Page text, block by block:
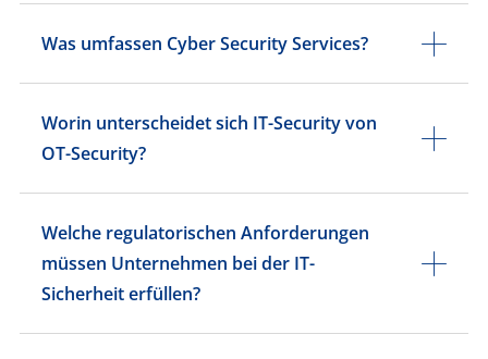
Was umfassen Cyber Security Services?
Worin unterscheidet sich IT-Security von
OT-Security?
Welche regulatorischen Anforderungen
müssen Unternehmen bei der IT-
Sicherheit erfüllen?